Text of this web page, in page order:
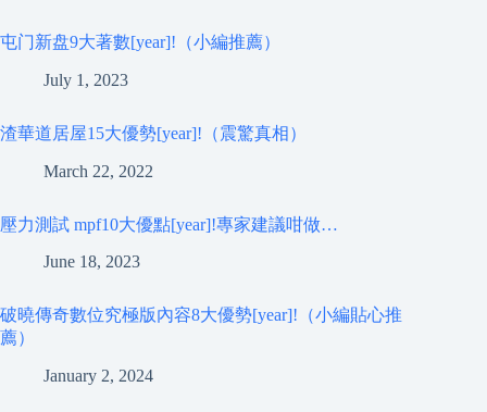
屯门新盘9大著數[year]!（小編推薦）
July 1, 2023
渣華道居屋15大優勢[year]!（震驚真相）
March 22, 2022
壓力測試 mpf10大優點[year]!專家建議咁做…
June 18, 2023
破曉傳奇數位究極版內容8大優勢[year]!（小編貼心推
薦）
January 2, 2024